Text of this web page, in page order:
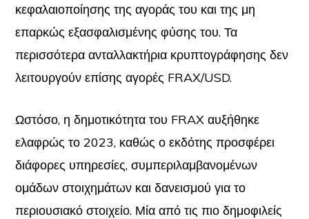
κεφαλαιοποίησης της αγοράς του και της μη
επαρκώς εξασφαλισμένης φύσης του. Τα
περισσότερα ανταλλακτήρια κρυπτογράφησης δεν
λειτουργούν επίσης αγορές FRAX/USD.
Ωστόσο, η δημοτικότητα του FRAX αυξήθηκε
ελαφρώς το 2023, καθώς ο εκδότης προσφέρει
διάφορες υπηρεσίες, συμπεριλαμβανομένων
ομάδων στοιχημάτων και δανεισμού για το
περιουσιακό στοιχείο. Μία από τις πιο δημοφιλείς